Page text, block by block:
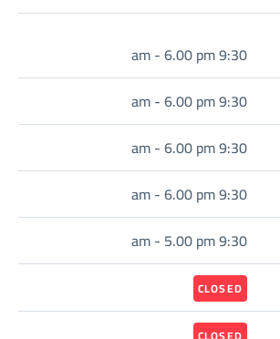
9:30 am - 6.00 pm
9:30 am - 6.00 pm
9:30 am - 6.00 pm
9:30 am - 6.00 pm
9:30 am - 5.00 pm
CLOSED